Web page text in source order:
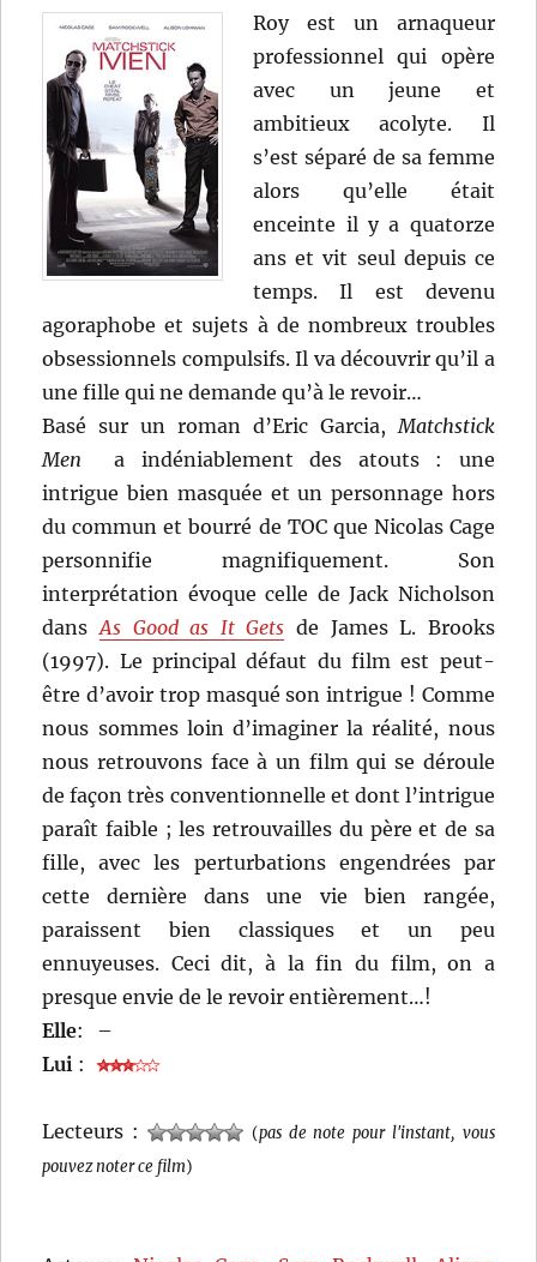
Roy est un arnaqueur
professionnel qui opère
avec un jeune et
ambitieux acolyte. Il
s’est séparé de sa femme
alors qu’elle était
enceinte il y a quatorze
ans et vit seul depuis ce
temps. Il est devenu
agoraphobe et sujets à de nombreux troubles
obsessionnels compulsifs. Il va découvrir qu’il a
une fille qui ne demande qu’à le revoir…
Basé sur un roman d’Eric Garcia, Matchstick
Men a indéniablement des atouts : une
intrigue bien masquée et un personnage hors
du commun et bourré de TOC que Nicolas Cage
personnifie magnifiquement. Son
interprétation évoque celle de Jack Nicholson
dans As Good as It Gets de James L. Brooks
(1997). Le principal défaut du film est peut-
être d’avoir trop masqué son intrigue ! Comme
nous sommes loin d’imaginer la réalité, nous
nous retrouvons face à un film qui se déroule
de façon très conventionnelle et dont l’intrigue
paraît faible ; les retrouvailles du père et de sa
fille, avec les perturbations engendrées par
cette dernière dans une vie bien rangée,
paraissent bien classiques et un peu
ennuyeuses. Ceci dit, à la fin du film, on a
presque envie de le revoir entièrement…!
Elle:
–
Lui :
Lecteurs : (pas de note pour l'instant, vous
pouvez noter ce film)